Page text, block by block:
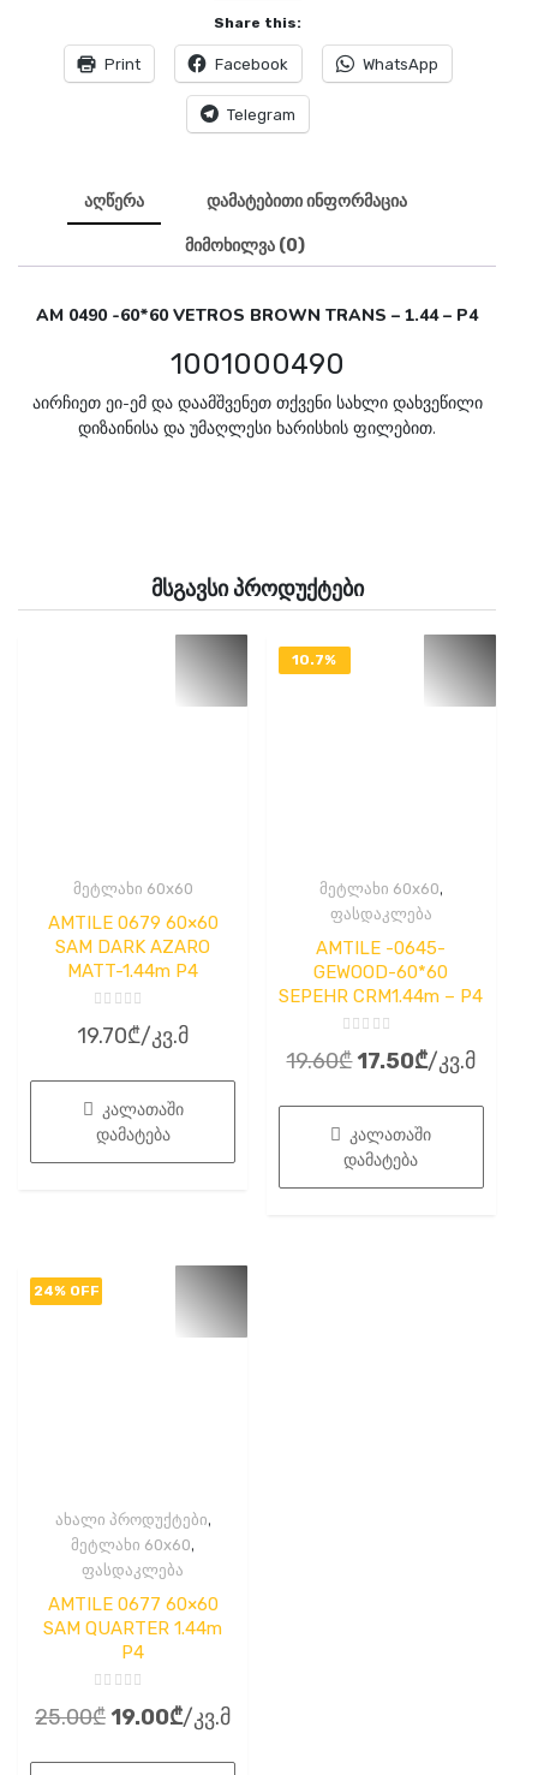
Share this:
Print Facebook WhatsApp
Telegram
აღწერა დამატებითი ინფორმაცია
მიმოხილვა (0)
AM 0490 -60*60 VETROS BROWN TRANS – 1.44 – P4
1001000490
აირჩიეთ ეი-ემ და დაამშვენეთ თქვენი სახლი დახვეწილი
დიზაინისა და უმაღლესი ხარისხის ფილებით.
მსგავსი პროდუქტები
მეტლახი 60x60
AMTILE 0679 60×60
SAM DARK AZARO
MATT-1.44m P4
0
დან
19.70₾/კვ.მ
კალათაში
დამატება
10.7%
მეტლახი 60x60,
ფასდაკლება
AMTILE -0645-
GEWOOD-60*60
SEPEHR CRM1.44m – P4
0
დან
19.60₾ Original
was:
19.60₾.
17.50₾Current
is:
/კვ.მ
კალათაში
დამატება
24% OFF
ახალი პროდუქტები,
მეტლახი 60x60,
ფასდაკლება
AMTILE 0677 60×60
SAM QUARTER 1.44m
P4
0
დან
25.00₾ Original
19.00₾Current
/კვ.მ